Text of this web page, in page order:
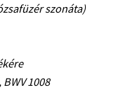
szonáta)
1008